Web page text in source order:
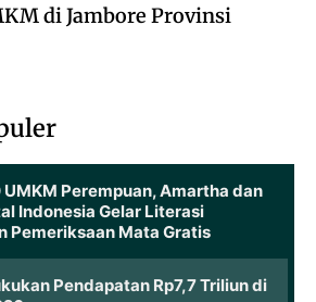
di Jambore Provinsi